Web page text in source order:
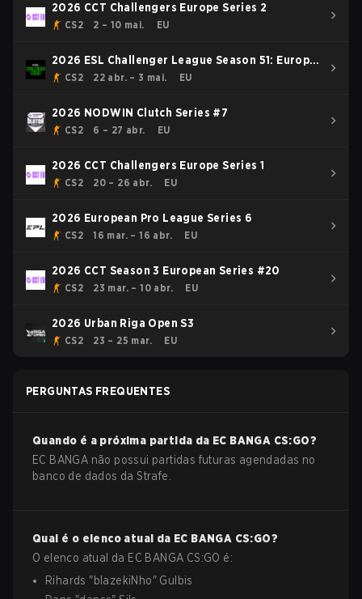
2026 CCT Challengers Europe Series 2
CS2 2 – 10 mai. EU
2026 ESL Challenger League Season 51: Europe
- Cup #4
CS2 22 abr. – 3 mai. EU
2026 NODWIN Clutch Series #7
CS2 6 – 27 abr. EU
2026 CCT Challengers Europe Series 1
CS2 20 – 26 abr. EU
2026 European Pro League Series 6
CS2 16 mar. – 16 abr. EU
2026 CCT Season 3 European Series #20
CS2 23 mar. – 10 abr. EU
2026 Urban Riga Open S3
CS2 23 – 25 mar. EU
PERGUNTAS FREQUENTES
Quando é a próxima partida da EC BANGA CS:GO?
EC BANGA não possui partidas futuras agendadas no
banco de dados da Strafe.
Qual é o elenco atual da EC BANGA CS:GO?
O elenco atual da EC BANGA CS:GO é:
Rihards "blazekiNho" Gulbis